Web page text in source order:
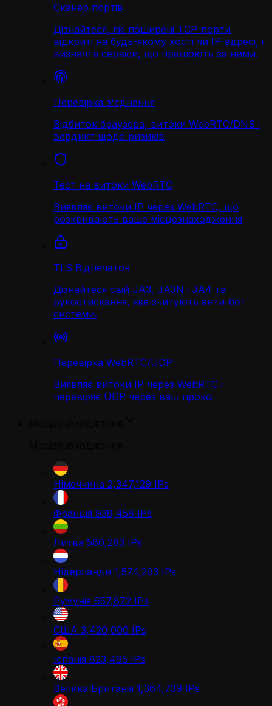
Сканер портів
Дізнайтеся, які поширені TCP-порти
відкриті на будь-якому хості чи IP-адресі, і
визначте сервіси, що працюють за ними.
Перевірка з'єднання
Відбиток браузера, витоки WebRTC/DNS і
вердикт щодо ризиків
Тест на витоки WebRTC
Виявляє витоки IP через WebRTC, що
розкривають ваше місцезнаходження
TLS Відпечаток
Дізнайтеся свій JA3, JA3N і JA4 та
рукостискання, яке зчитують анти-бот
системи.
Перевірка WebRTC/UDP
Виявляє витоки IP через WebRTC і
перевіряє UDP через ваш проксі
Німеччина 2,347,129 IPs
Франція 938,458 IPs
Литва 580,283 IPs
Нідерланди 1,574,293 IPs
Румунія 657,872 IPs
США 3,420,000 IPs
Іспанія 823,485 IPs
Велика Британія 1,364,739 IPs